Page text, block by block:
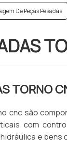
De Peças Pesadas
TORNO
cnc são
com
e